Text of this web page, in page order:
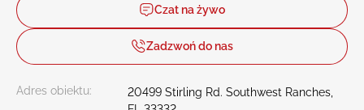
Czat na żywo
Zadzwoń do nas
Adres obiektu:
20499 Stirling Rd. Southwest Ranches,